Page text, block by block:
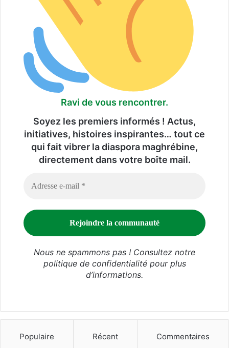
Ravi de vous rencontrer.
Soyez les premiers informés ! Actus,
initiatives, histoires inspirantes… tout ce
qui fait vibrer la diaspora maghrébine,
directement dans votre boîte mail.
Nous ne spammons pas ! Consultez notre
politique de confidentialitépour plus
d’informations.
Populaire Récent Commentaires